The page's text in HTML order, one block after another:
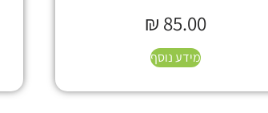
₪ 85.00
מידע נוסף